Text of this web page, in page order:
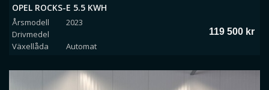
OPEL ROCKS-E 5.5 KWH
Årsmodell
2023
Drivmedel
Växellåda
Automat
119 500 kr